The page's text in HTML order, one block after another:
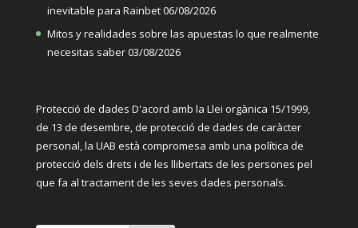
inevitable para Rainbet06/08/2026
Mitos y realidades sobre las apuestas lo que realmente
necesitas saber03/08/2026
Protecció de dades D'acord amb la Llei orgànica 15/1999,
de 13 de desembre, de protecció de dades de caràcter
personal, la UAB està compromesa amb una política de
protecció dels drets i de les llibertats de les persones pel
que fa al tractament de les seves dades personals.